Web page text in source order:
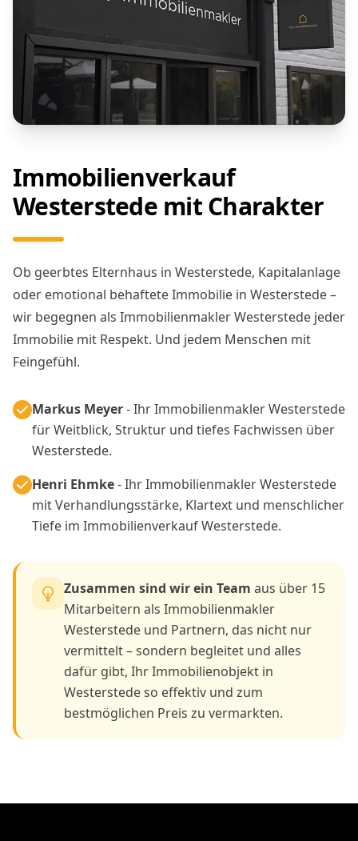
Immobilienverkauf
Westerstede mit Charakter
Ob geerbtes Elternhaus in Westerstede, Kapitalanlage
oder emotional behaftete Immobilie in Westerstede –
wir begegnen als Immobilienmakler Westerstede jeder
Immobilie mit Respekt. Und jedem Menschen mit
Feingefühl.
Markus Meyer- Ihr Immobilienmakler Westerstede
für Weitblick, Struktur und tiefes Fachwissen über
Westerstede.
Henri Ehmke- Ihr Immobilienmakler Westerstede
mit Verhandlungsstärke, Klartext und menschlicher
Tiefe im Immobilienverkauf Westerstede.
Zusammen sind wir ein Team aus über 15
Mitarbeitern als Immobilienmakler
Westerstede und Partnern, das nicht nur
vermittelt – sondern begleitet und alles
dafür gibt, Ihr Immobilienobjekt in
Westerstede so effektiv und zum
bestmöglichen Preis zu vermarkten.